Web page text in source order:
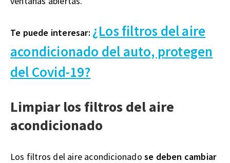
Te puede interesar: ¿Los filtros del aire
acondicionado del auto, protegen
del Covid-19?
Limpiar los filtros del aire
acondicionado
Los filtros del aire acondicionado se deben cambiar